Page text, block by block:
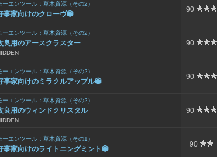
ーエンツール：草木資源（その2）
事家向けのクローヴ
90
ーエンツール：草木資源（その2）
良用のアースクラスター 90
ーエンツール：草木資源（その2）
事家向けのミラクルアップル
90
ーエンツール：草木資源（その2）
良用のウィンドクリスタル 90
ーエンツール：草木資源（その1）
事家向けのライトニングミント
90